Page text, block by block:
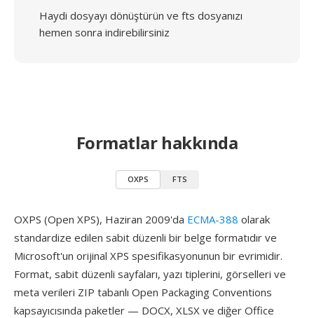
Haydi dosyayı dönüştürün ve fts dosyanızı
hemen sonra indirebilirsiniz
Formatlar hakkında
OXPS FTS
OXPS (Open XPS), Haziran 2009'da ECMA-388 olarak
standardize edilen sabit düzenli bir belge formatıdır ve
Microsoft'un orijinal XPS spesifikasyonunun bir evrimidir.
Format, sabit düzenli sayfaları, yazı tiplerini, görselleri ve
meta verileri ZIP tabanlı Open Packaging Conventions
kapsayıcısında paketler — DOCX, XLSX ve diğer Office